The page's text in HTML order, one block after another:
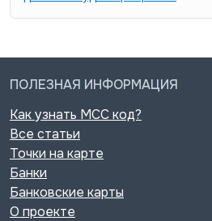
ПОЛЕЗНАЯ ИНФОРМАЦИЯ
Как узнать MCC код?
Все статьи
Точки на карте
Банки
Банковские карты
О проекте